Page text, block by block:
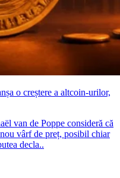
o creștere a altcoin-urilor,
van de Poppe consideră că
vârf de preț, posibil chiar
decla..